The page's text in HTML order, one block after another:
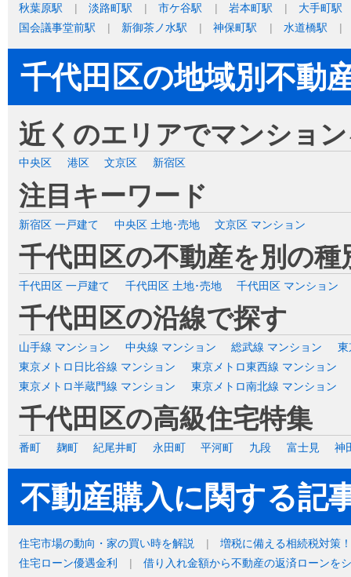
秋葉原駅 淡路町駅 市ケ谷駅 岩本町駅
大手町駅
国会議事堂前駅
新御茶ノ水駅 神保町駅 水道橋駅
千代田区の地域別不動
近くのエリアでマンショ
中央区 港区 文京区 新宿区
注目キーワード
新宿区 一戸建て 中央区 土地･売地 文京区 マンション
千代田区の不動産を別の種
千代田区 一戸建て 千代田区 土地･売地 千代田区 マンション
千代田区の沿線で探す
山手線 マンション 中央線 マンション 総武線 マンション
東
東京メトロ日比谷線 マンション
東京メトロ東西線 マンション
東京メトロ半蔵門線 マンション
東京メトロ南北線 マンション
千代田区の高級住宅特集
番町 麹町 紀尾井町 永田町 平河町 九段 富士見 神
不動産購入に関する記
住宅市場の動向・家の買い時を解説
増税に備える相続税対策
住宅ローン優遇金利
借り入れ金額から不動産の返済ローンを